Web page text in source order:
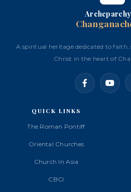
A spiritual heritage dedicated to faith,
Christ in the heart of
QUICK LINKS
The Roman Pontiff
Oriental Churches
Church In Asia
CBCI